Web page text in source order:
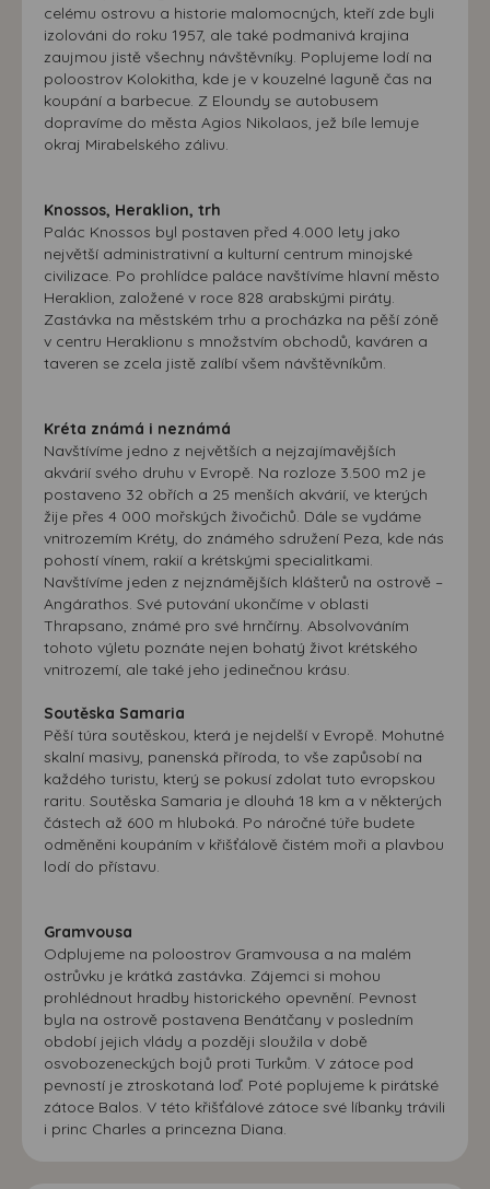
celému ostrovu a historie malomocných, kteří zde byli
izolováni do roku 1957, ale také podmanivá krajina
zaujmou jistě všechny návštěvníky. Poplujeme lodí na
poloostrov Kolokitha, kde je v kouzelné laguně čas na
koupání a barbecue. Z Eloundy se autobusem
dopravíme do města Agios Nikolaos, jež bíle lemuje
okraj Mirabelského zálivu.
Knossos, Heraklion, trh
Palác Knossos byl postaven před 4.000 lety jako
největší administrativní a kulturní centrum minojské
civilizace. Po prohlídce paláce navštívíme hlavní město
Heraklion, založené v roce 828 arabskými piráty.
Zastávka na městském trhu a procházka na pěší zóně
v centru Heraklionu s množstvím obchodů, kaváren a
taveren se zcela jistě zalíbí všem návštěvníkům.
Kréta známá i neznámá
Navštívíme jedno z největších a nejzajímavějších
akvárií svého druhu v Evropě. Na rozloze 3.500 m2 je
postaveno 32 obřích a 25 menších akvárií, ve kterých
žije přes 4 000 mořských živočichů. Dále se vydáme
vnitrozemím Kréty, do známého sdružení Peza, kde nás
pohostí vínem, rakií a krétskými specialitkami.
Navštívíme jeden z nejznámějších klášterů na ostrově –
Angárathos. Své putování ukončíme v oblasti
Thrapsano, známé pro své hrnčírny. Absolvováním
tohoto výletu poznáte nejen bohatý život krétského
vnitrozemí, ale také jeho jedinečnou krásu.
Soutěska Samaria
Pěší túra soutěskou, která je nejdelší v Evropě. Mohutné
skalní masivy, panenská příroda, to vše zapůsobí na
každého turistu, který se pokusí zdolat tuto evropskou
raritu. Soutěska Samaria je dlouhá 18 km a v některých
částech až 600 m hluboká. Po náročné túře budete
odměněni koupáním v křišťálově čistém moři a plavbou
lodí do přístavu.
Gramvousa
Odplujeme na poloostrov Gramvousa a na malém
ostrůvku je krátká zastávka. Zájemci si mohou
prohlédnout hradby historického opevnění. Pevnost
byla na ostrově postavena Benátčany v posledním
období jejich vlády a později sloužila v době
osvobozeneckých bojů proti Turkům. V zátoce pod
pevností je ztroskotaná loď. Poté poplujeme k pirátské
zátoce Balos. V této křišťálové zátoce své líbanky trávili
i princ Charles a princezna Diana.